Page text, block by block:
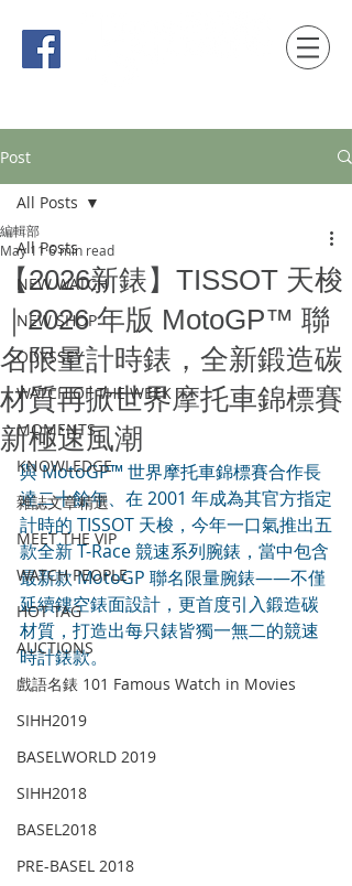
Post
All Posts
NEW WATCH
NEW SHOP
ODYSSEY
WATCH OF THE WEEK
MOMENTS
KNOWLEDGE
雜誌文章精選
MEET THE VIP
WATCH PEOPLE
HOT TAG
AUCTIONS
戲語名錶 101 Famous Watch in Movies
SIHH2019
BASELWORLD 2019
SIHH2018
BASEL2018
PRE-BASEL 2018
All Posts
【2026新錶】TISSOT 天梭
｜2026 年版 MotoGP™ 聯
名限量計時錶，全新鍛造碳
材質再掀世界摩托車錦標賽
新極速風潮
編輯部
May 116 min read
與 MotoGP™ 世界摩托車錦標賽合作長
達二十餘年、在 2001 年成為其官方指定
計時的 TISSOT 天梭，今年一口氣推出五
款全新 T-Race 競速系列腕錶，當中包含
最新款 MotoGP 聯名限量腕錶——不僅
延續鏤空錶面設計，更首度引入鍛造碳
材質，打造出每只錶皆獨一無二的競速
時計錶款。